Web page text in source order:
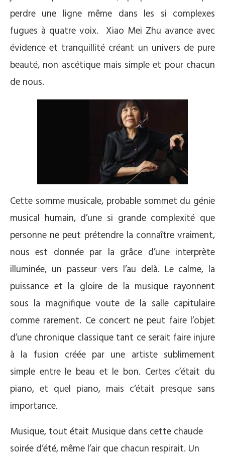
perdre une ligne même dans les si complexes
fugues à quatre voix. Xiao Mei Zhu avance avec
évidence et tranquillité créant un univers de pure
beauté, non ascétique mais simple et pour chacun
de nous.
Cette somme musicale, probable sommet du génie
musical humain, d’une si grande complexité que
personne ne peut prétendre la connaître vraiment,
nous est donnée par la grâce d’une interprète
illuminée, un passeur vers l’au delà. Le calme, la
puissance et la gloire de la musique rayonnent
sous la magnifique voute de la salle capitulaire
comme rarement. Ce concert ne peut faire l’objet
d’une chronique classique tant ce serait faire injure
à la fusion créée par une artiste sublimement
simple entre le beau et le bon. Certes c’était du
piano, et quel piano, mais c‘était presque sans
importance.
Musique, tout était Musique dans cette chaude
soirée d‘été, même l’air que chacun respirait. Un